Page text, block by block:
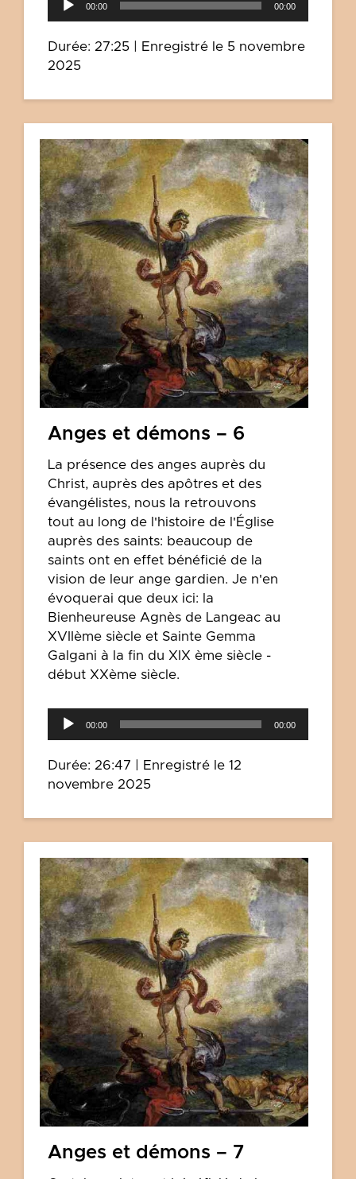
00:00 00:00
Durée: 27:25
Enregistré le 5 novembre
2025
Anges et démons – 6
La présence des anges auprès du
Christ, auprès des apôtres et des
évangélistes, nous la retrouvons
tout au long de l'histoire de l'Église
auprès des saints: beaucoup de
saints ont en effet bénéficié de la
vision de leur ange gardien. Je n'en
évoquerai que deux ici: la
Bienheureuse Agnès de Langeac au
XVIIème siècle et Sainte Gemma
Galgani à la fin du XIX ème siècle -
début XXème siècle.
00:00 00:00
Durée: 26:47
Enregistré le 12
novembre 2025
Anges et démons – 7